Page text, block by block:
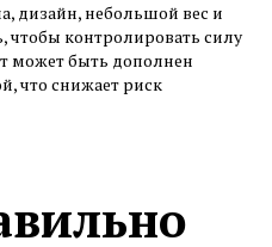
дизайн, небольшой вес и
чтобы контролировать силу
может быть дополнен
что снижает риск